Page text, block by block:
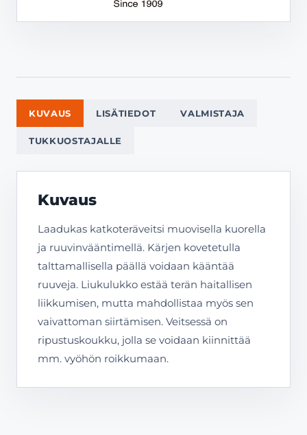
KUVAUS LISÄTIEDOT VALMISTAJA
TUKKUOSTAJALLE
Kuvaus
Laadukas katkoteräveitsi muovisella kuorella
ja ruuvinvääntimellä. Kärjen kovetetulla
talttamallisella päällä voidaan kääntää
ruuveja. Liukulukko estää terän haitallisen
liikkumisen, mutta mahdollistaa myös sen
vaivattoman siirtämisen. Veitsessä on
ripustuskoukku, jolla se voidaan kiinnittää
mm. vyöhön roikkumaan.